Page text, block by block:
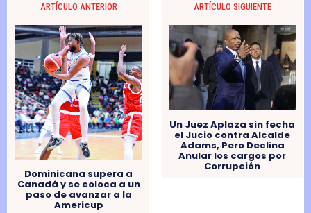
ARTÍCULO ANTERIOR
Dominicana supera a
Canadá y se coloca a un
paso de avanzar a la
Americup
ARTÍCULO SIGUIENTE
Un Juez Aplaza sin fecha
el Jucio contra Alcalde
Adams, Pero Declina
Anular los cargos por
Corrupción